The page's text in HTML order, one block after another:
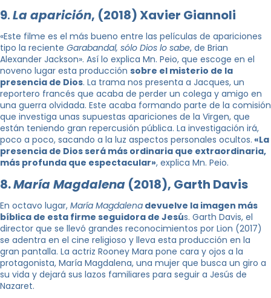
9.La aparición, (2018) Xavier Giannoli
«Este filme es el más bueno entre las películas de apariciones
tipo la reciente Garabandal, sólo Dios lo sabe, de Brian
Alexander Jackson». Así lo explica Mn. Peio, que escoge en el
noveno lugar esta producción sobre el misterio de la
presencia de Dios. La trama nos presenta a Jacques, un
reportero francés que acaba de perder un colega y amigo en
una guerra olvidada. Este acaba formando parte de la comisión
que investiga unas supuestas apariciones de la Virgen, que
están teniendo gran repercusión pública. La investigación irá,
poco a poco, sacando a la luz aspectos personales ocultos. «La
presencia de Dios será más ordinaria que extraordinaria,
más profunda que espectacular», explica Mn. Peio.
8.María Magdalena (2018), Garth Davis
En octavo lugar, María Magdalena devuelve la imagen más
bíblica de esta firme seguidora de Jesús. Garth Davis, el
director que se llevó grandes reconocimientos por Lion (2017)
se adentra en el cine religioso y lleva esta producción en la
gran pantalla. La actriz Rooney Mara pone cara y ojos a la
protagonista, María Magdalena, una mujer que busca un giro a
su vida y dejará sus lazos familiares para seguir a Jesús de
Nazaret.